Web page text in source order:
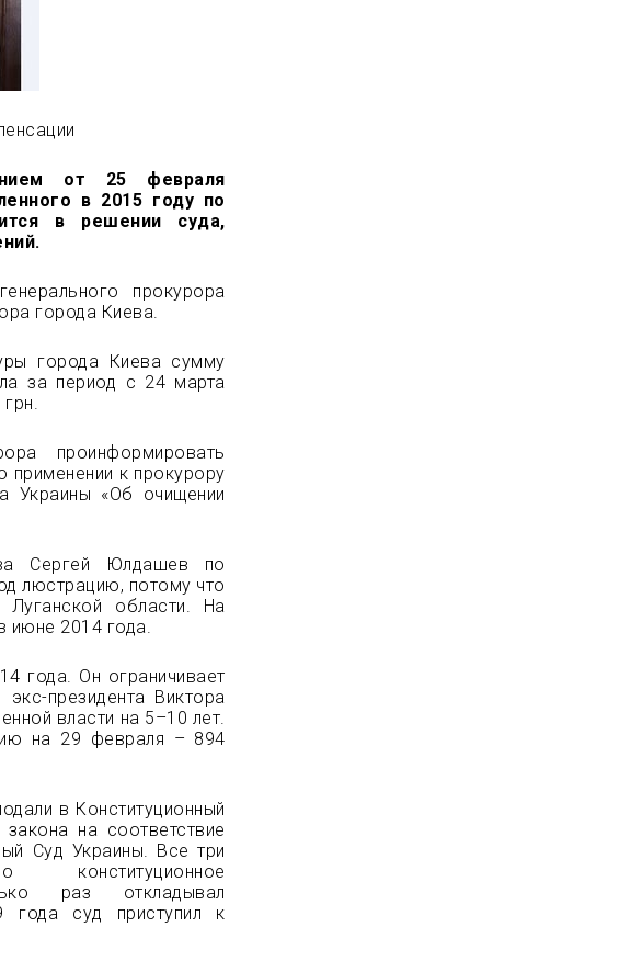
от 25 февраля
в 2015 году по
в решении суда,
прокурора
города Киева.
города Киева сумму
за период с 24 марта
проинформировать
применении к прокурору
Украины «Об очищении
Сергей Юлдашев по
люстрацию, потому что
области. На
июне 2014 года.
года. Он ограничивает
президента Виктора
власти на 5–10 лет.
на 29 февраля – 894
в Конституционный
на соответствие
Суд Украины. Все три
раз откладывал
года суд приступил к